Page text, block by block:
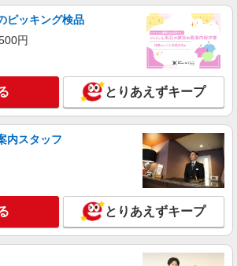
ピッキング検品
円
とりあえずキープ
内スタッフ
とりあえずキープ